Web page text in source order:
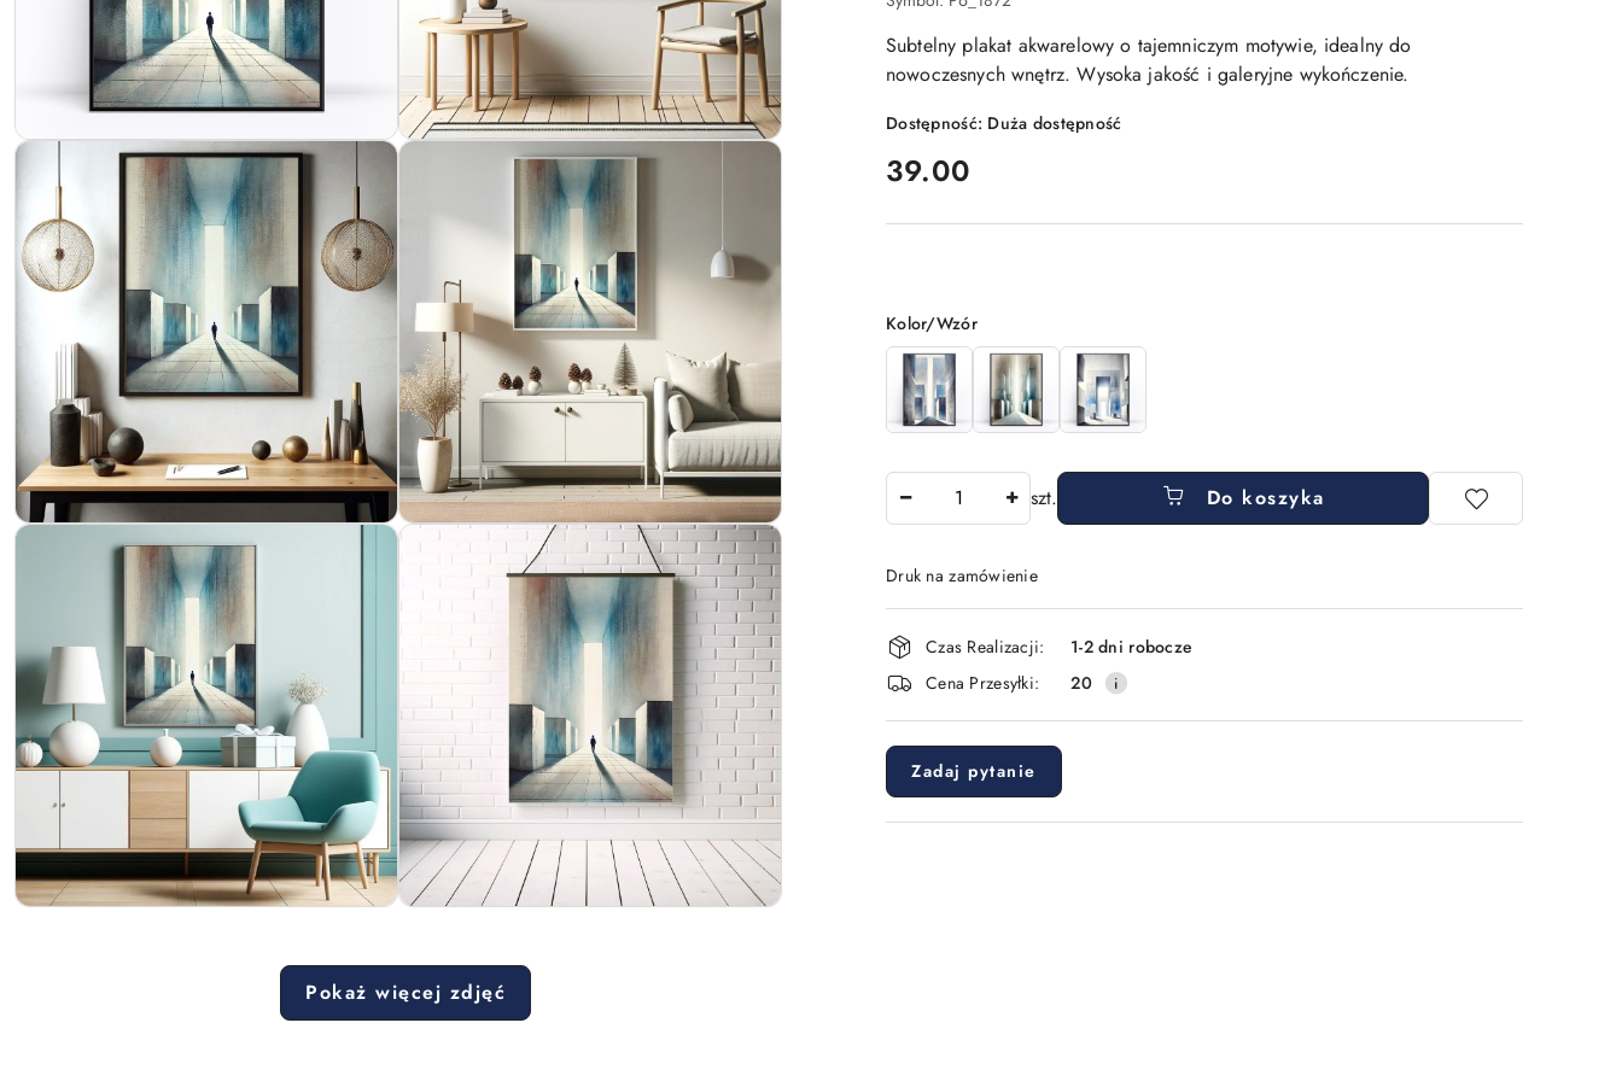
Pokaż więcej zdjęć
Subtelny plakat akwarelowy o tajemniczym motywie, idealny do
nowoczesnych wnętrz. Wysoka jakość i galeryjne wykończenie.
Dostępność: Duża dostępność
cena:
39.00
Wariant
Kolor/Wzór
szt. Do koszyka
Druk na zamówienie
Dostępność
i
dostawa
Czas Realizacji:
1-2 dni robocze
Cena Przesyłki:
20
Zadaj pytanie